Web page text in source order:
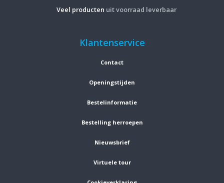
Veel producten uit voorraad leverbaar
Klantenservice
Contact
Openingstijden
Bestelinformatie
Bestelling herroepen
Nieuwsbrief
Virtuele tour